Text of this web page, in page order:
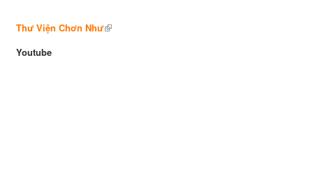
Thư Viện Chơn Như
Youtube